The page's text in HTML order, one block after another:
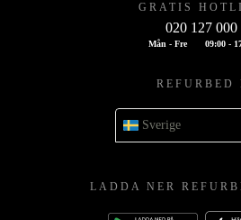
GRATIS
020 127 000
Mån - Fre 09:00 -
REFURBED
Sverige
LADDA NER